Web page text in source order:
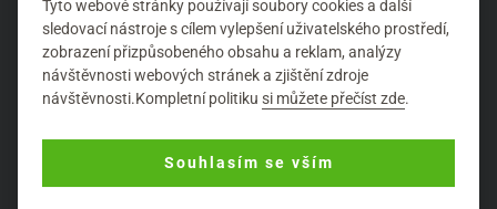
másla i péče na řasy a obočí jsou v BIO kvalitě. Ukrývá se
v nich skutečněkoncentrovaná síla přírody, která
propojuje čisté organické oleje, másla, vosky, hydroláty,
výluhy z bylin a rostlinné výtažky pro ty nejlepší výsledky
v péči o pleť.
HYDRATAČNÍ OLEJE
Tyto webové stránky používají soubory cookies a další
sledovací nástroje s cílem vylepšení uživatelského prostředí,
zobrazení přizpůsobeného obsahu a reklam, analýzy
návštěvnosti webových stránek a zjištění zdroje
návštěvnosti.Kompletní politikusi můžete přečíst zde.
Souhlasím se vším